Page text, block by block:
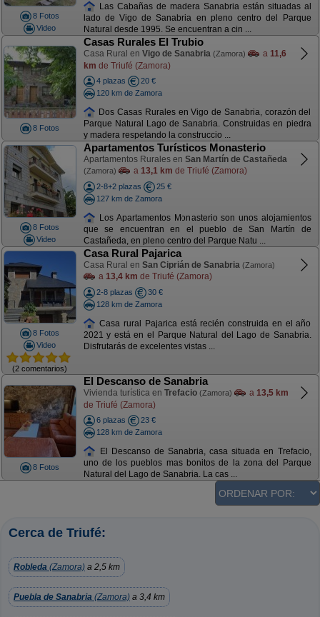
8 Fotos
Video
Las Cabañas de madera Sanabria están situadas al
lado de Vigo de Sanabria en pleno centro del Parque
Natural desde 1995. Se encuentran a cin ...
8 Fotos
Casas Rurales El Trubio
Casa Rural en Vigo de Sanabria (Zamora) a 11,6
km de Triufé (Zamora)
4 plazas
20 €
120 km de Zamora
Dos Casas Rurales en Vigo de Sanabria, corazón del
Parque Natural Lago de Sanabria. Construidas en piedra
y madera respetando la construccio ...
8 Fotos
Video
Apartamentos Turísticos Monasterio
Apartamentos Rurales en San Martín de Castañeda
(Zamora) a 13,1 km de Triufé (Zamora)
2-8+2 plazas
25 €
127 km de Zamora
Los Apartamentos Monasterio son unos alojamientos
que se encuentran en el pueblo de San Martín de
Castañeda, en pleno centro del Parque Natu ...
8 Fotos
Video
(2 comentarios)
Casa Rural Pajarica
Casa Rural en San Ciprián de Sanabria (Zamora)
a 13,4 km de Triufé (Zamora)
2-8 plazas
30 €
128 km de Zamora
Casa rural Pajarica está recién construida en el año
2021 y está en el Parque Natural del Lago de Sanabria.
Disfrutarás de excelentes vistas ...
8 Fotos
El Descanso de Sanabria
Vivienda turística en Trefacio (Zamora) a 13,5 km
de Triufé (Zamora)
6 plazas
23 €
128 km de Zamora
El Descanso de Sanabria, casa situada en Trefacio,
uno de los pueblos mas bonitos de la zona del Parque
Natural del Lago de Sanabria. La cas ...
Cerca de Triufé:
Robleda (Zamora) a 2,5 km
Puebla de Sanabria (Zamora) a 3,4 km